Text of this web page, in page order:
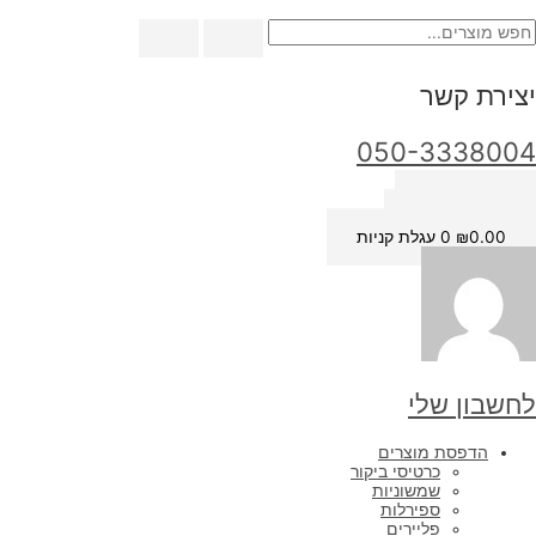
לתוכן
יצירת קשר
050-3338004
₪0.00
0 עגלת קניות
לחשבון שלי
הדפסת מוצרים
כרטיסי ביקור
שמשוניות
ספירלות
פליירים